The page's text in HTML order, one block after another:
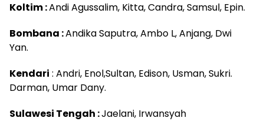
Koltim :Andi Agussalim, Kitta, Candra, Samsul, Epin.
Bombana :Andika Saputra, Ambo L, Anjang, Dwi
Yan.
Kendari : Andri, Enol,Sultan, Edison, Usman, Sukri.
Darman, Umar Dany.
Sulawesi Tengah :Jaelani, Irwansyah